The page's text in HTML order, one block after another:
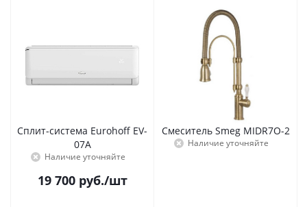
Сплит-система Eurohoff EV-
07A
Наличие уточняйте
19 700руб./шт
Смеситель Smeg MIDR7O-2
Наличие уточняйте